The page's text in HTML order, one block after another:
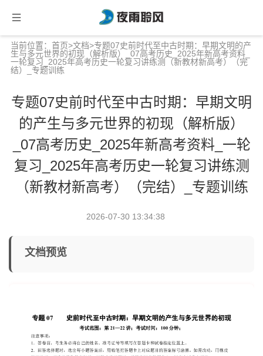
当前位置： 首页>文档>专题07史前时代至中古时期：早期文明的产
生与多元世界的初现（解析版）_07高考历史_2025年新高考资料_
一轮复习_2025年高考历史一轮复习讲练测（新教材新高考）（完
结）_专题训练
专题07史前时代至中古时期：早期文明
的产生与多元世界的初现（解析版）
_07高考历史_2025年新高考资料_一轮
复习_2025年高考历史一轮复习讲练测
（新教材新高考）（完结）_专题训练
2026-07-30 13:34:38
文档预览